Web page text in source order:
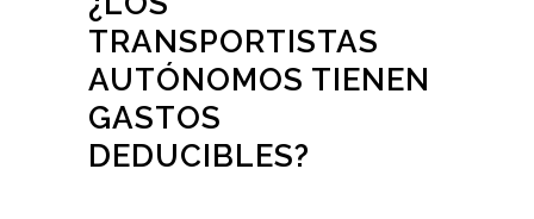
TRANSPORTISTAS
AUTÓNOMOS TIENEN
GASTOS
DEDUCIBLES?